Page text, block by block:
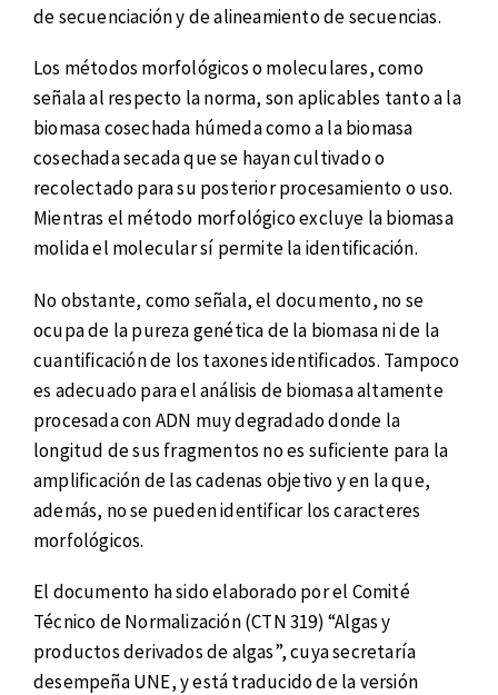
de secuenciación y de alineamiento de secuencias.
Los métodos morfológicos o moleculares, como
señala al respecto la norma, son aplicables tanto a la
biomasa cosechada húmeda como a la biomasa
cosechada secada que se hayan cultivado o
recolectado para su posterior procesamiento o uso.
Mientras el método morfológico excluye la biomasa
molida el molecular sí permite la identificación.
No obstante, como señala, el documento, no se
ocupa de la pureza genética de la biomasa ni de la
cuantificación de los taxones identificados. Tampoco
es adecuado para el análisis de biomasa altamente
procesada con ADN muy degradado donde la
longitud de sus fragmentos no es suficiente para la
amplificación de las cadenas objetivo y en la que,
además, no se pueden identificar los caracteres
morfológicos.
El documento ha sido elaborado por el Comité
Técnico de Normalización (CTN 319) “Algas y
productos derivados de algas”, cuya secretaría
desempeña UNE, y está traducido de la versión